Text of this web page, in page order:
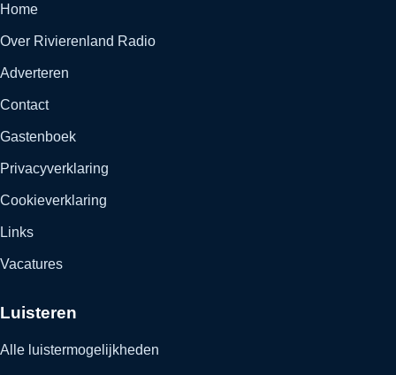
Home
Over Rivierenland Radio
Adverteren
Contact
Gastenboek
Privacyverklaring
Cookieverklaring
Links
Vacatures
Luisteren
Alle luistermogelijkheden